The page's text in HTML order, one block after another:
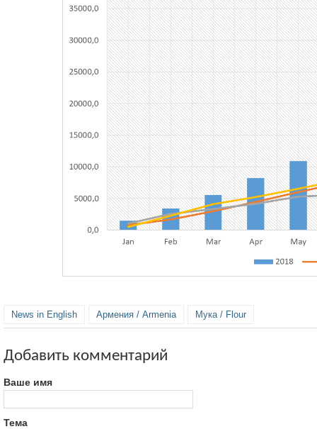
News in English Армения / Armenia Мука / Flour
Добавить комментарий
Ваше имя
Тема